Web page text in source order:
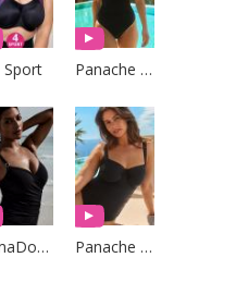
Sport Panache Swim
PrimaDonna Swim Panache Swim